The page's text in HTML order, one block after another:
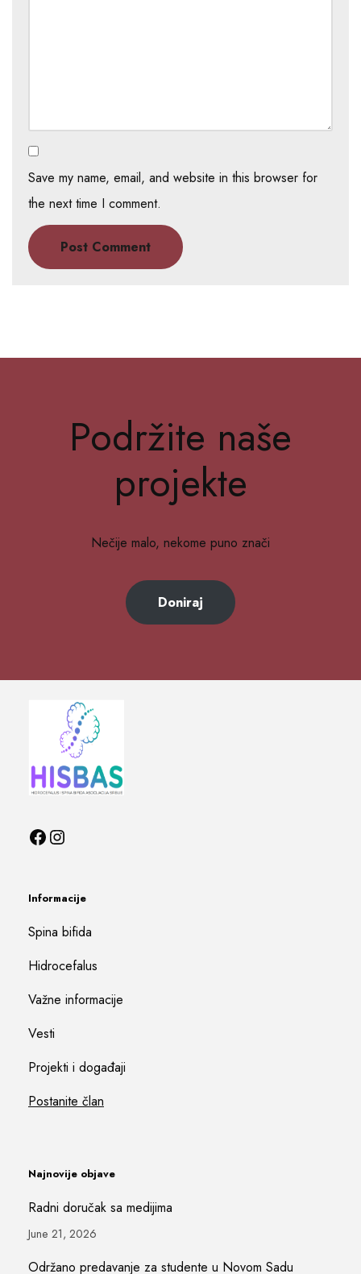
Save my name, email, and website in this browser for
the next time I comment.
Podržite naše
projekte
Nečije malo, nekome puno znači
Doniraj
Informacije
Spina bifida
Hidrocefalus
Važne informacije
Vesti
Projekti i događaji
Postanite član
Najnovije objave
Radni doručak sa medijima
June 21, 2026
Održano predavanje za studente u Novom Sadu